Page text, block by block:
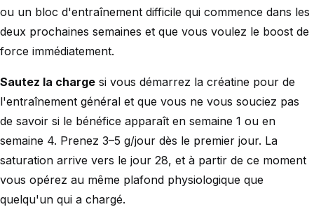
ou un bloc d'entraînement difficile qui commence dans les
deux prochaines semaines et que vous voulez le boost de
force immédiatement.
Sautez la charge si vous démarrez la créatine pour de
l'entraînement général et que vous ne vous souciez pas
de savoir si le bénéfice apparaît en semaine 1 ou en
semaine 4. Prenez 3–5 g/jour dès le premier jour. La
saturation arrive vers le jour 28, et à partir de ce moment
vous opérez au même plafond physiologique que
quelqu'un qui a chargé.